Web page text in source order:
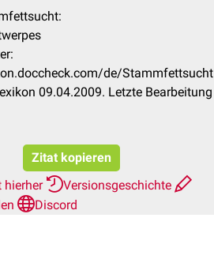
de/Stammfettsucht
09.04.2009. Letzte Bearbeitung
Zitat kopieren
hierher
Versionsgeschichte
Discord